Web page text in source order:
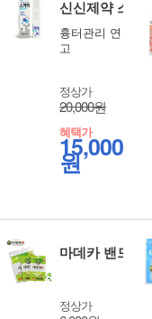
신신제약 스카
흉터관리 연
고
정상가
20,000원
혜택가
15,000
원
마데카 밴드 4
정상가